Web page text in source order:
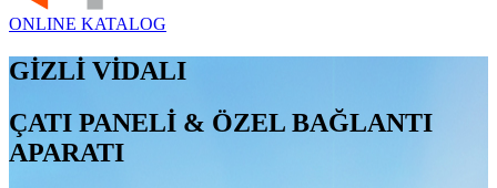
ONLINE KATALOG
GİZLİ VİDALI
ÇATI PANELİ & ÖZEL BAĞLANTI
APARATI